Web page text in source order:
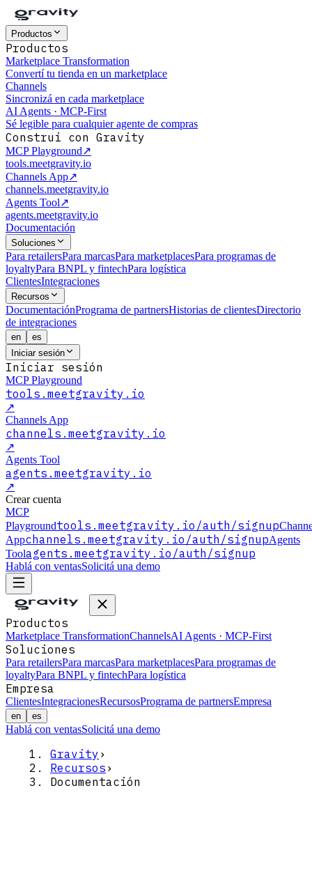
Productos
Productos
Marketplace Transformation
Convertí tu tienda en un marketplace
Channels
Sincronizá en cada marketplace
AI Agents · MCP-First
Sé legible para cualquier agente de compras
Construí con Gravity
MCP Playground↗
tools.meetgravity.io
Channels App↗
channels.meetgravity.io
Agents Tool↗
agents.meetgravity.io
Documentación
Soluciones
Para retailersPara marcasPara marketplacesPara programas de
loyaltyPara BNPL y fintechPara logística
ClientesIntegraciones
Recursos
DocumentaciónPrograma de partnersHistorias de clientesDirectorio
de integraciones
en
es
Iniciar sesión
Iniciar sesión
MCP Playground
tools.meetgravity.io
↗
Channels App
channels.meetgravity.io
↗
Agents Tool
agents.meetgravity.io
↗
Crear cuenta
MCP
Playgroundtools.meetgravity.io /auth/signup
Appchannels.meetgravity.io /auth/signupAgents
Toolagents.meetgravity.io /auth/signup
Hablá con ventasSolicitá una demo
Productos
Marketplace TransformationChannelsAI Agents · MCP-First
Soluciones
Para retailersPara marcasPara marketplacesPara programas de
loyaltyPara BNPL y fintechPara logística
Empresa
ClientesIntegracionesRecursosPrograma de partnersEmpresa
en es
Hablá con ventasSolicitá una demo
Gravity ›
Recursos ›
Documentación